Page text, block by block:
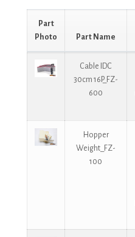
Part
Photo
Part Name
Cable IDC
30cm 16P_FZ-
600
Hopper
Weight_FZ-
100